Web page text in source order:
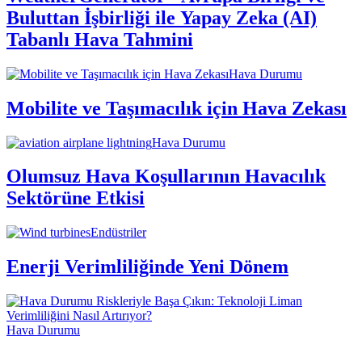
Buluttan İşbirliği ile Yapay Zeka (AI)
Tabanlı Hava Tahmini
Hava Durumu
Mobilite ve Taşımacılık için Hava Zekası
Hava Durumu
Olumsuz Hava Koşullarının Havacılık
Sektörüne Etkisi
Endüstriler
Enerji Verimliliğinde Yeni Dönem
Hava Durumu